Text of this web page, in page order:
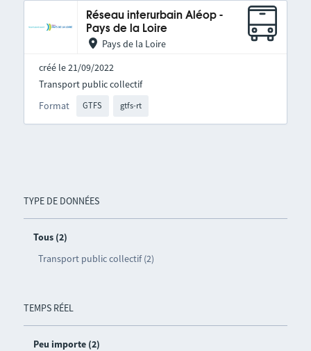
TYPE DE DONNÉES
Tous (2)
Transport public collectif (2)
TEMPS RÉEL
Peu importe (2)
Réseau interurbain Aléop -
Pays de la Loire
Pays de la Loire
créé le 21/09/2022
Format GTFS gtfs-rt
Transport public collectif